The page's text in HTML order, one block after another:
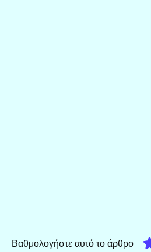
Βαθμολογήστε αυτό το άρθρο